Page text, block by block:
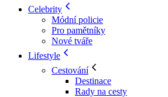
Celebrity
Módní policie
Pro pamětníky
Nové tváře
Lifestyle
Cestování
Destinace
Rady na cesty